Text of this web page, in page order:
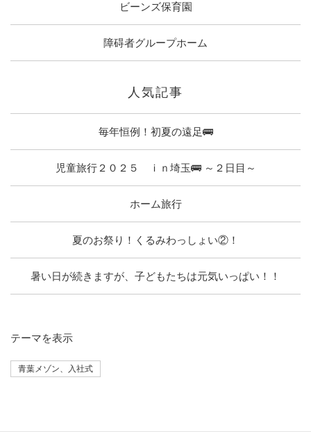
ビーンズ保育園
障碍者グループホーム
人気記事
毎年恒例！初夏の遠足🚌
児童旅行２０２５ ｉｎ埼玉🚌 ～２日目～
ホーム旅行
夏のお祭り！くるみわっしょい②！
暑い日が続きますが、子どもたちは元気いっぱい！！
テーマを表示
青葉メゾン、入社式